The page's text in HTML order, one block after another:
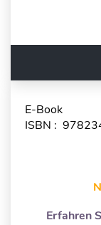
E-Book
ISBN :
Erfahren